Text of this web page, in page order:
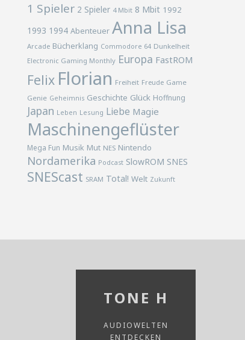
1 Spieler 2 Spieler 4 Mbit 8 Mbit 1992
1993 1994 Abenteuer Anna Lisa
Arcade Bücherklang Commodore 64 Dunkelheit
Electronic Gaming Monthly Europa FastROM
Felix Florian Freiheit Freude Game
Genie Geheimnis Geschichte Glück Hoffnung
Japan Leben Lesung Liebe Magie
Maschinengeflüster
Mega Fun Musik Mut NES Nintendo
Nordamerika Podcast SlowROM SNES
SNEScast SRAM Total! Welt Zukunft
TONE H
AUDIOWELTEN
ENTDECKEN